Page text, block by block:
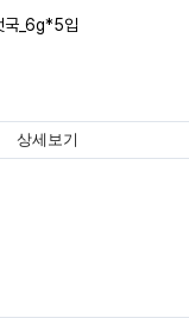
국_6g*5입
상세보기